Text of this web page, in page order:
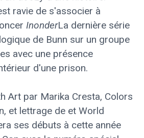
ravie de s'associer à
InonderLa dernière série
de Bunn sur un groupe
avec une présence
d'une prison.
Art par Marika Cresta, Colors
et lettrage de et World
ses débuts à cette année